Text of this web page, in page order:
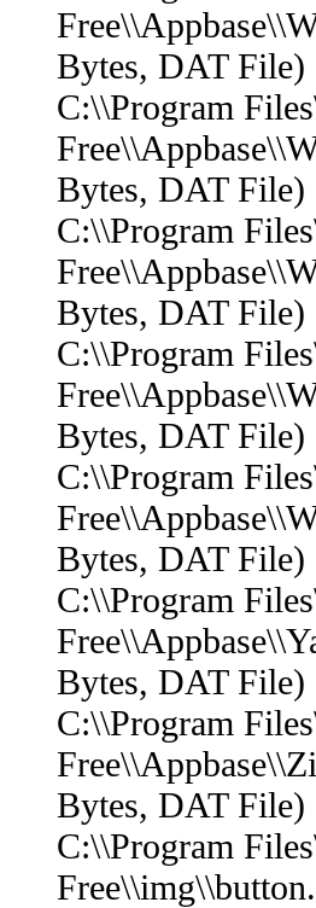
Bytes, DAT File)
C:\\Program
Bytes, DAT File)
C:\\Program
Bytes, DAT File)
C:\\Program
Bytes, DAT File)
C:\\Program
Bytes, DAT File)
C:\\Program
Bytes, DAT File)
C:\\Program
Bytes, DAT File)
C:\\Program